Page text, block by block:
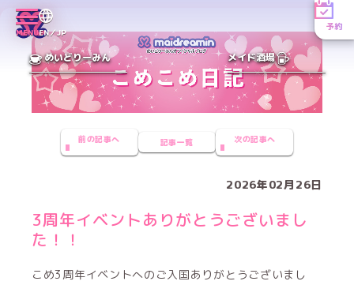
MENUEN／JP
予約
めいどりーみん メイド酒場
前の記事へ 記事一覧 次の記事へ
2026年02月26日
3周年イベントありがとうございまし
た！！
こめ3周年イベントへのご入国ありがとうございまし